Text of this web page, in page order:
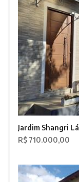
Jardim Shangri Lá
R$ 710.000,00